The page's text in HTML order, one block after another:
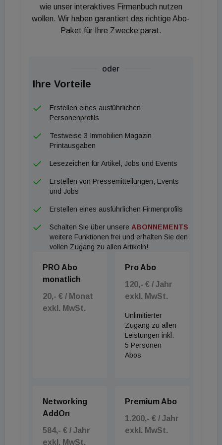
durch Seeminen mit Magnetzündern zu verhindern.
Das aufbautenlose Wohn- und Wirtschaftsgebäude
auf der Plattform wird im Auktionskatalog als rein
Nach der deutschen Wiedervereinigung wechselte
die Anlage mehrfach den Besitzer, ohne dass eine
Bausubstanz stattfand. Die logistischen
Rahmenbedingungen des Objekts gelten als
komplex: „Man hatte keine 220 Volt, es gab auch
kein Trinkwasser auf der Insel. Das wurde immer
mit Tanks rübergebracht“, berichtet der lokale
Zeitzeuge Burkhard Lenz aus Putbus, der Mitte der
1990er Jahre Vermessungen für eine potenzielle
zivile Nachnutzung durchführte. Aufgrund des hohen
damaligen Umnutzungspläne jedoch wieder
verworfen.
Trotz des dokumentierten Sanierungsstaus und der
fehlenden Netzanbindung verzeichnet das
Auktionshaus im Vorfeld der Versteigerung konkrete
Anfragen von Investoren und Projektentwicklern.
Laut Hanna Scheibeler, Sachbearbeiterin des
Auktionshauses, reichen die eingegangenen
Nutzungsideen von der Errichtung einer exklusiven
Kreativität keine Grenzen gesetzt“, so Scheibeler.
Ob und in welcher Form eine zivile Genehmigung für
derartige Konzepte auf der maroden Plattform im
sensiblen Ökosystem der Ostsee erteilt werden
wie unser interaktives Firmenbuch nutzen
wollen. Wir haben garantiert das richtige Abo-
Paket für Ihre Zwecke parat.
oder
Ihre Vorteile
Erstellen eines ausführlichen
Personenprofils
Testweise 3 Immobilien Magazin
Printausgaben
Lesezeichen für Artikel, Jobs und Events
Erstellen von Pressemitteilungen, Events
und Jobs
Erstellen eines ausführlichen Firmenprofils
Schalten Sie über unsere ABONNEMENTS
weitere Funktionen frei und erhalten Sie den
vollen Zugang zu allen Artikeln!
PRO Abo
monatlich
20,- € / Monat
exkl. MwSt.
Pro Abo
120,- € / Jahr
exkl. MwSt.
Unlimitierter
Zugang zu allen
Leistungen inkl.
5 Personen
Abos
Networking
AddOn
584,- € / Jahr
exkl. MwSt.
Premium Abo
1.200,- € / Jahr
exkl. MwSt.